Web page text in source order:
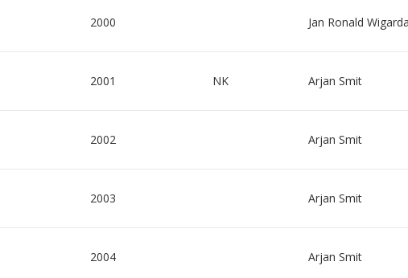
2000 Jan Ronald
2001 NK Arjan Smit
2002 Arjan Smit
2003 Arjan Smit
2004 Arjan Smit